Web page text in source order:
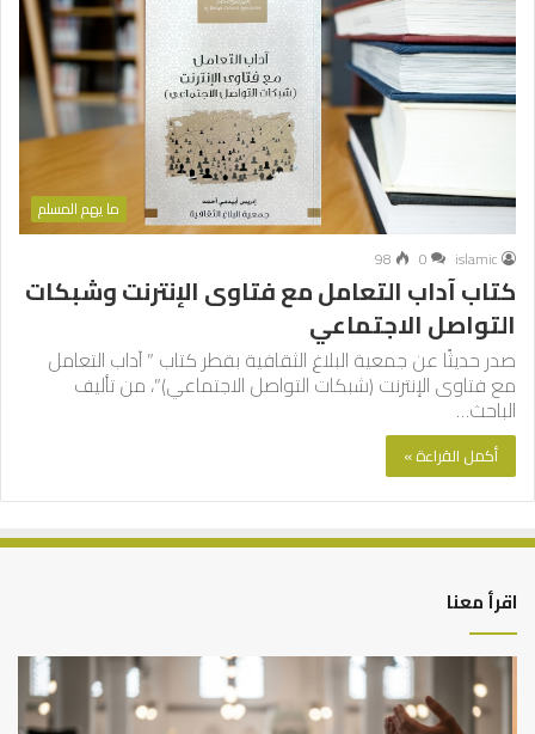
ما يهم المسلم
islamic
0
98
كتاب آداب التعامل مع فتاوى الإنترنت وشبكات
التواصل الاجتماعي
صدر حديثًا عن جمعية البلاغ الثقافية بقطر كتاب ” آداب التعامل
مع فتاوى الإنترنت (شبكات التواصل الاجتماعي)”، من تأليف
الباحث…
أكمل القراءة »
اقرأ معنا
أهم
أسباب
عدم